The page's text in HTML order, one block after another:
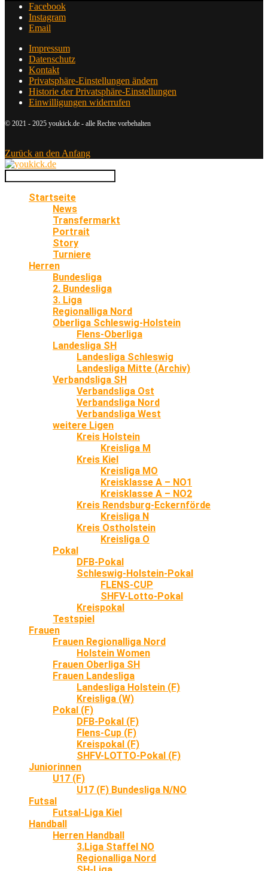
Facebook
Instagram
Email
Impressum
Datenschutz
Kontakt
Privatsphäre-Einstellungen ändern
Historie der Privatsphäre-Einstellungen
Einwilligungen widerrufen
© 2021 - 2025 youkick.de - alle Rechte vorbehalten
Zurück an den Anfang
Startseite
News
Transfermarkt
Portrait
Story
Turniere
Herren
Bundesliga
2. Bundesliga
3. Liga
Regionalliga Nord
Oberliga Schleswig-Holstein
Flens-Oberliga
Landesliga SH
Landesliga Schleswig
Landesliga Mitte (Archiv)
Verbandsliga SH
Verbandsliga Ost
Verbandsliga Nord
Verbandsliga West
weitere Ligen
Kreis Holstein
Kreisliga M
Kreis Kiel
Kreisliga MO
Kreisklasse A – NO1
Kreisklasse A – NO2
Kreis Rendsburg-Eckernförde
Kreisliga N
Kreis Ostholstein
Kreisliga O
Pokal
DFB-Pokal
Schleswig-Holstein-Pokal
FLENS-CUP
SHFV-Lotto-Pokal
Kreispokal
Testspiel
Frauen
Frauen Regionalliga Nord
Holstein Women
Frauen Oberliga SH
Frauen Landesliga
Landesliga Holstein (F)
Kreisliga (W)
Pokal (F)
DFB-Pokal (F)
Flens-Cup (F)
Kreispokal (F)
SHFV-LOTTO-Pokal (F)
Juniorinnen
U17 (F)
U17 (F) Bundesliga N/NO
Futsal
Futsal-Liga Kiel
Handball
Herren Handball
3.Liga Staffel NO
Regionalliga Nord